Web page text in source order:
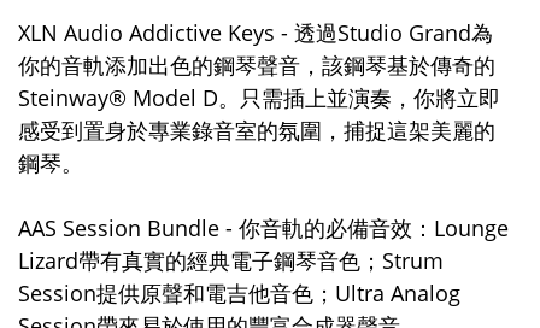
XLN Audio Addictive Keys - 透過Studio Grand為
你的音軌添加出色的鋼琴聲音，該鋼琴基於傳奇的
Steinway® Model D。只需插上並演奏，你將立即
感受到置身於專業錄音室的氛圍，捕捉這架美麗的
鋼琴。
AAS Session Bundle - 你音軌的必備音效：Lounge
Lizard帶有真實的經典電子鋼琴音色；Strum
Session提供原聲和電吉他音色；Ultra Analog